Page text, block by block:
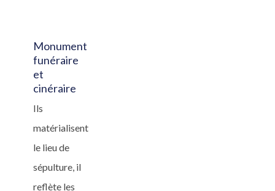
Monument
funéraire
et
cinéraire
Ils
matérialisent
le lieu de
sépulture, il
reflète les